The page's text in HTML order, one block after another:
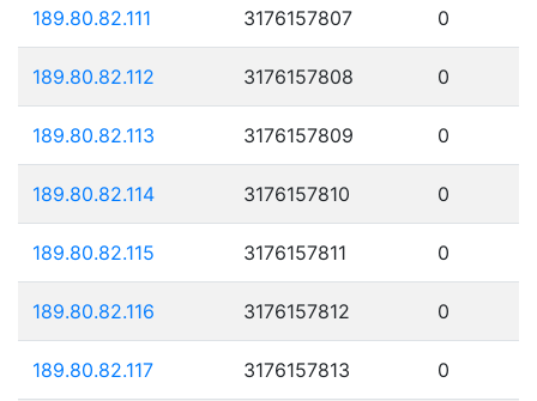
189.80.82.111 3176157807 0
189.80.82.112 3176157808 0
189.80.82.113 3176157809 0
189.80.82.114 3176157810 0
189.80.82.115 3176157811 0
189.80.82.116 3176157812 0
189.80.82.117 3176157813 0